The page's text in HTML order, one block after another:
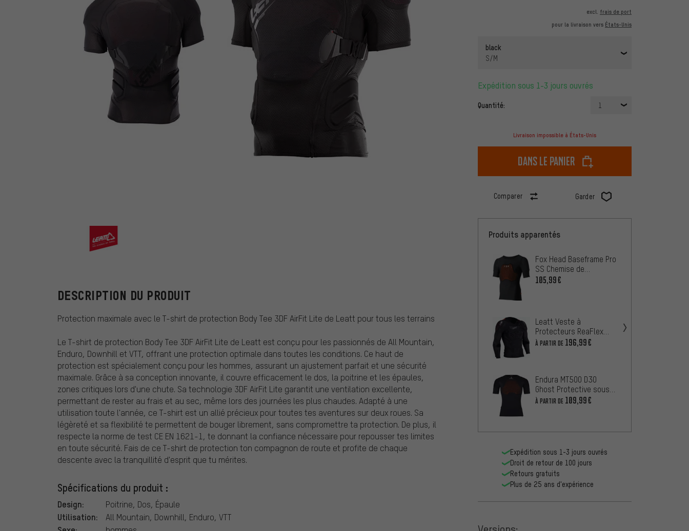
excl. frais de port
pour la livraison vers États-Unis
black
S/M
Expédition sous 1-3 jours ouvrés
Quantité: 1
Livraison impossible à États-Unis
dans le panier
Comparer Garder
DESCRIPTION DU PRODUIT
Protection maximale avec le T-shirt de protection Body Tee 3DF AirFit Lite de Leatt pour tous les terrains
Le T-shirt de protection Body Tee 3DF AirFit Lite de Leatt est conçu pour les passionnés de All Mountain,
Enduro, Downhill et VTT, offrant une protection optimale dans toutes les conditions. Ce haut de
protection est spécialement conçu pour les hommes, assurant un ajustement parfait et une sécurité
maximale. Grâce à sa conception innovante, il couvre efficacement le dos, la poitrine et les épaules,
zones critiques lors d'une chute. Sa technologie 3DF AirFit Lite garantit une ventilation excellente,
permettant de rester au frais et au sec, même lors des journées les plus chaudes. Adapté à une
utilisation toute l'année, ce T-shirt est un allié précieux pour toutes tes aventures sur deux roues. Sa
légèreté et sa flexibilité te permettent de bouger librement, sans compromettre ta protection. De plus, il
respecte la norme de test CE EN 1621-1, te donnant la confiance nécessaire pour repousser tes limites
en toute sécurité. Fais de ce T-shirt de protection ton compagnon de route et profite de chaque
descente avec la tranquillité d'esprit que tu mérites.
Spécifications du produit :
Design: Poitrine, Dos, Épaule
Utilisation: All Mountain, Downhill, Enduro, VTT
Produits apparentés
Fox Head Baseframe Pro
SS Chemise de
protection
105,99€
Leatt Veste à
Protecteurs ReaFlex
Stealth
À PARTIR DE 196,99€
Endura MT500 D30
Ghost Protective sous-
vêtement de protection
À PARTIR DE 109,99€
Expédition sous 1-3 jours ouvrés
Droit de retour de 100 jours
Retours gratuits
Plus de 25 ans d'expérience